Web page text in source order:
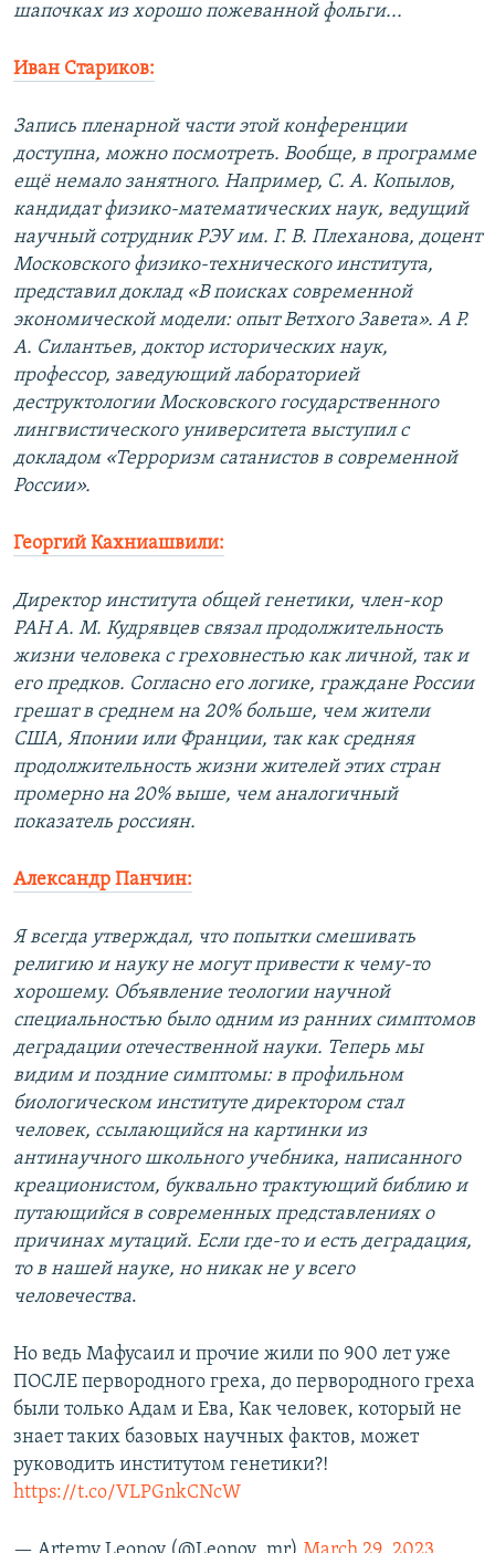
шапочках из хорошо пожеванной фольги...
Иван Стариков:
Запись пленарной части этой конференции
доступна, можно посмотреть. Вообще, в программе
ещё немало занятного. Например, С. А. Копылов,
кандидат физико-математических наук, ведущий
научный сотрудник РЭУ им. Г. В. Плеханова, доцент
Московского физико-технического института,
представил доклад «В поисках современной
экономической модели: опыт Ветхого Завета». А Р.
А. Силантьев, доктор исторических наук,
профессор, заведующий лабораторией
деструктологии Московского государственного
лингвистического университета выступил с
докладом «Терроризм сатанистов в современной
России».
Георгий Кахниашвили:
Директор института общей генетики, член-кор
РАН А. М. Кудрявцев связал продолжительность
жизни человека с греховнестью как личной, так и
его предков. Согласно его логике, граждане России
грешат в среднем на 20% больше, чем жители
США, Японии или Франции, так как средняя
продолжительность жизни жителей этих стран
промерно на 20% выше, чем аналогичный
показатель россиян.
Александр Панчин:
Я всегда утверждал, что попытки смешивать
религию и науку не могут привести к чему-то
хорошему. Объявление теологии научной
специальностью было одним из ранних симптомов
деградации отечественной науки. Теперь мы
видим и поздние симптомы: в профильном
биологическом институте директором стал
человек, ссылающийся на картинки из
антинаучного школьного учебника, написанного
креационистом, буквально трактующий библию и
путающийся в современных представлениях о
причинах мутаций. Если где-то и есть деградация,
то в нашей науке, но никак не у всего
человечества.
Но ведь Мафусаил и прочие жили по 900 лет уже
ПОСЛЕ первородного греха, до первородного греха
были только Адам и Ева, Как человек, который не
знает таких базовых научных фактов, может
руководить институтом генетики?!
https://t.co/VLPGnkCNcW